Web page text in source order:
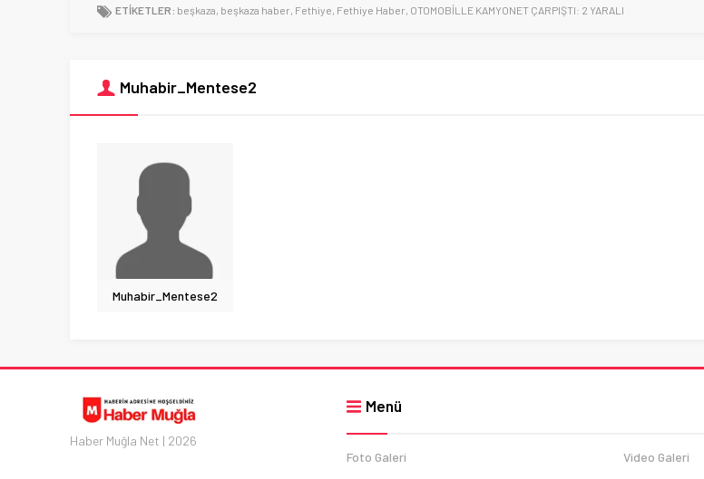
ETİKETLER: beşkaza, beşkaza haber, Fethiye, Fethiye Haber, OTOMOBİLLE KAMYONET ÇARPIŞTI: 2 YARALI
Muhabir_Mentese2
Muhabir_Mentese2
Haber Muğla Net | 2026
Menü
Foto Galeri Video Galeri